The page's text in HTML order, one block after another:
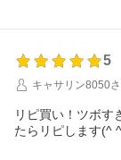
5
キャサリン8050
リピ買い！ツボす
たらリピします(^